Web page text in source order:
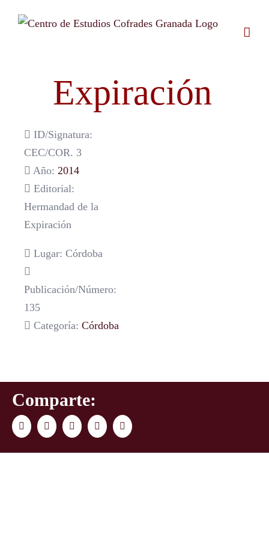
Expiración
ID/Signatura:
CEC/COR. 3
Año: 2014
Editorial:
Hermandad de la
Expiración
Lugar: Córdoba
Publicación/Número:
135
Categoría: Córdoba
Comparte:
FacebookTwitter LinkedInWhatsAppCorreo
electrónico